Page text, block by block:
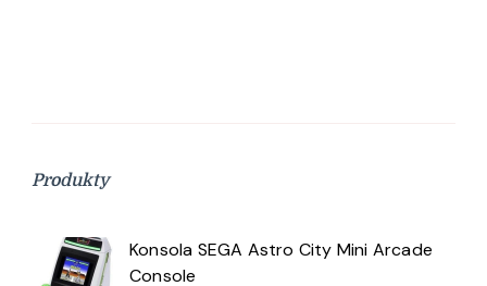
Produkty
Konsola SEGA Astro City Mini Arcade
Console